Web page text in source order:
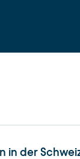
in der